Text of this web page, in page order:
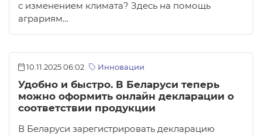
с изменением климата? Здесь на помощь
аграриям…
10.11.2025 06:02 Инновации
Удобно и быстро. В Беларуси теперь
можно оформить онлайн декларации о
соответствии продукции
В Беларуси зарегистрировать декларацию